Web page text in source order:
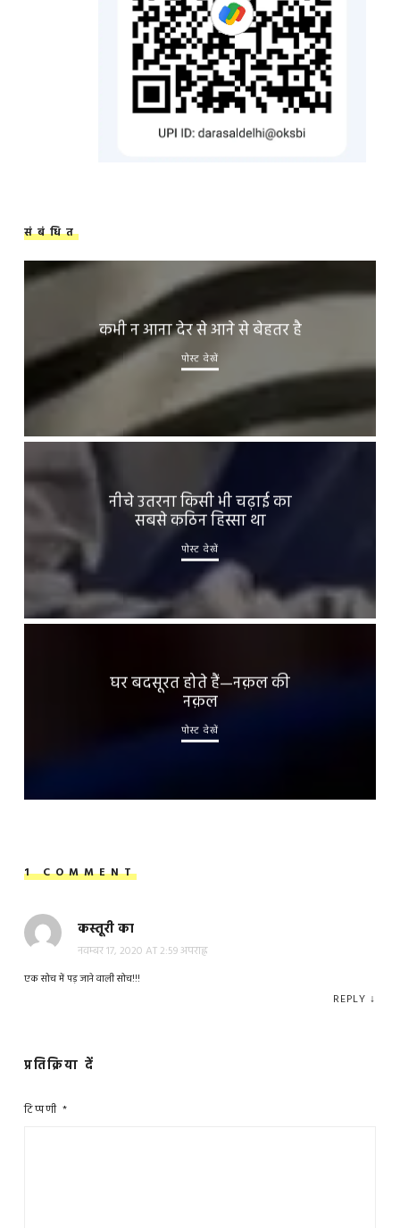
संबंधित
कभी न आना देर से आने से बेहतर है
पोस्ट देखें
नीचे उतरना किसी भी चढ़ाई का
सबसे कठिन हिस्सा था
पोस्ट देखें
घर बदसूरत होते हैं—नक़ल की
नक़ल
पोस्ट देखें
1 COMMENT
कस्तूरी का
नवम्बर 17, 2020 AT 2:59 अपराह्न
एक सोच में पड़ जाने वाली सोच!!!
REPLY ↓
प्रतिक्रिया दें
टिप्पणी *